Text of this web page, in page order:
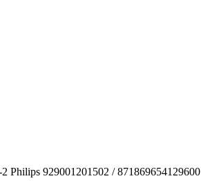
Philips 929001201502 / 871869654129600